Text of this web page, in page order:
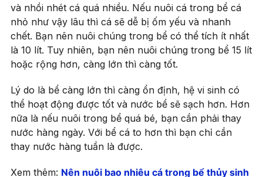
và nhồi nhét cá quá nhiều. Nếu nuôi cá trong bể cá
nhỏ như vậy lâu thì cá sẽ dễ bị ốm yếu và nhanh
chết. Bạn nên nuôi chúng trong bể có thể tích ít nhất
là 10 lít. Tuy nhiên, bạn nên nuôi chúng trong bể 15 lít
hoặc rộng hơn, càng lớn thì càng tốt.
Lý do là bể càng lớn thì càng ổn định, hệ vi sinh có
thể hoạt động được tốt và nước bể sẽ sạch hơn. Hơn
nữa là nếu nuôi trong bể quá bé, bạn cần phải thay
nước hàng ngày. Với bể cá to hơn thì bạn chỉ cần
thay nước hàng tuần là được.
Xem thêm: Nên nuôi bao nhiêu cá trong bể thủy sinh